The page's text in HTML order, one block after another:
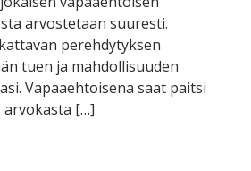
arvostetaan suuresti.
perehdytyksen
tuen ja mahdollisuuden
Vapaaehtoisena saat paitsi
arvokasta […]